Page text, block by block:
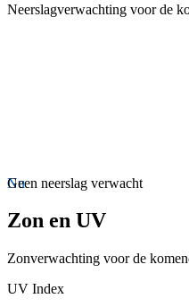
Neerslagverwachting voor de
Nu
Geen neerslag verwacht
Zon en UV
Zonverwachting voor de
UV Index